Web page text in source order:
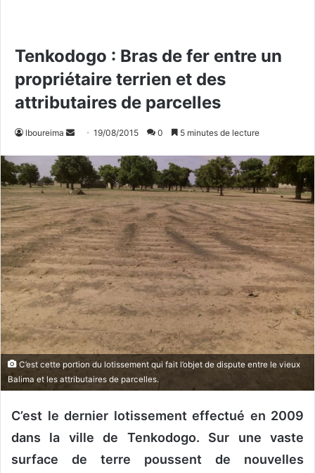
Tenkodogo : Bras de fer entre un
propriétaire terrien et des
attributaires de parcelles
lboureima
v
o
y
e
r
u
n
c
o
u
r
r
i
e
19/08/2015 0 5 minutes de lecture
C’est cette portion du lotissement qui fait l’objet de dispute entre le vieux
Balima et les attributaires de parcelles.
C’est le dernier lotissement effectué en 2009
dans la ville de Tenkodogo. Sur une vaste
surface de terre poussent de nouvelles